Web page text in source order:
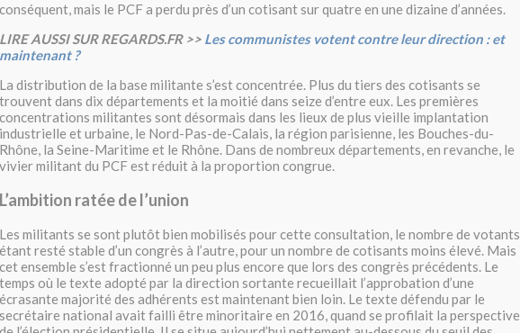
conséquent, mais le PCF a perdu près d’un cotisant sur quatre en une dizaine d’années.
LIRE AUSSI SUR REGARDS.FR >> Les communistes votent contre leur direction : et
maintenant ?
La distribution de la base militante s’est concentrée. Plus du tiers des cotisants se
trouvent dans dix départements et la moitié dans seize d’entre eux. Les premières
concentrations militantes sont désormais dans les lieux de plus vieille implantation
industrielle et urbaine, le Nord-Pas-de-Calais, la région parisienne, les Bouches-du-
Rhône, la Seine-Maritime et le Rhône. Dans de nombreux départements, en revanche, le
vivier militant du PCF est réduit à la proportion congrue.
L’ambition ratée de l’union
Les militants se sont plutôt bien mobilisés pour cette consultation, le nombre de votants
étant resté stable d’un congrès à l’autre, pour un nombre de cotisants moins élevé. Mais
cet ensemble s’est fractionné un peu plus encore que lors des congrès précédents. Le
temps où le texte adopté par la direction sortante recueillait l’approbation d’une
écrasante majorité des adhérents est maintenant bien loin. Le texte défendu par le
secrétaire national avait failli être minoritaire en 2016, quand se profilait la perspective